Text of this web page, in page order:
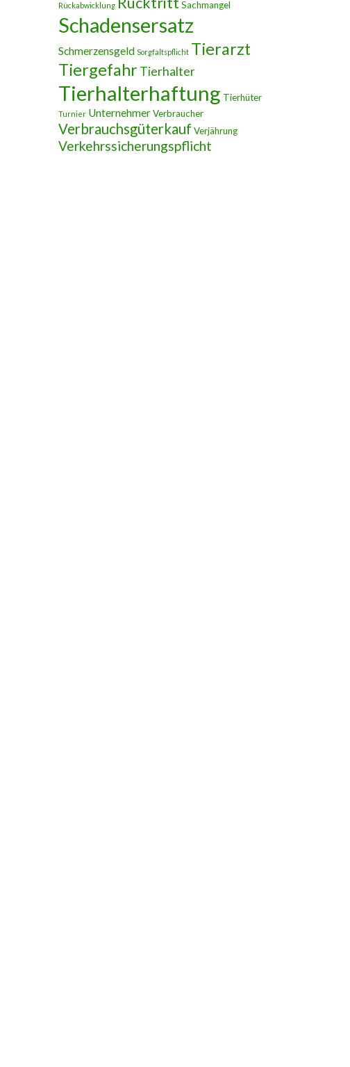
Rückabwicklung Sachmangel
Schadensersatz
Schmerzensgeld Sorgfaltspflicht Tierarzt
TiergefahrTierhalter
Tierhalterhaftung Tierhüter
Turnier UnternehmerVerbraucher
Verbrauchsgüterkauf Verjährung
Verkehrssicherungspflicht